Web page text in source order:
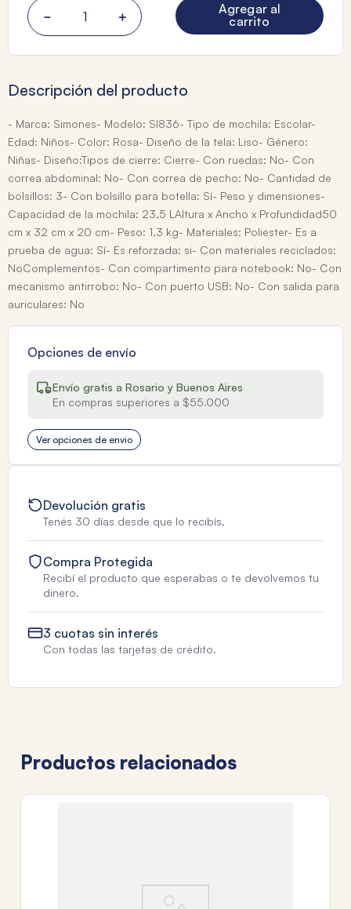
＋
－
Agregar al
carrito
Descripción del producto
- Marca: Simones- Modelo: SI836- Tipo de mochila: Escolar-
Edad: Niños- Color: Rosa- Diseño de la tela: Liso- Género:
Niñas- Diseño:Tipos de cierre: Cierre- Con ruedas: No- Con
correa abdominal: No- Con correa de pecho: No- Cantidad de
bolsillos: 3- Con bolsillo para botella: Sí- Peso y dimensiones-
Capacidad de la mochila: 23,5 LAltura x Ancho x Profundidad50
cm x 32 cm x 20 cm- Peso: 1,3 kg- Materiales: Poliester- Es a
prueba de agua: Sí- Es reforzada: si- Con materiales reciclados:
NoComplementos- Con compartimento para notebook: No- Con
mecanismo antirrobo: No- Con puerto USB: No- Con salida para
auriculares: No
Opciones de envío
Envío gratis a Rosario y Buenos Aires
En compras superiores a $55.000
Ver opciones de envio
Devolución gratis
Tenés 30 días desde que lo recibís.
Compra Protegida
Recibí el producto que esperabas o te devolvemos tu
dinero.
3 cuotas sin interés
Con todas las tarjetas de crédito.
Productos relacionados